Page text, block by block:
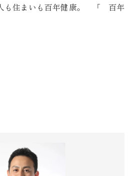
も住まいも百年健康。 「 百年